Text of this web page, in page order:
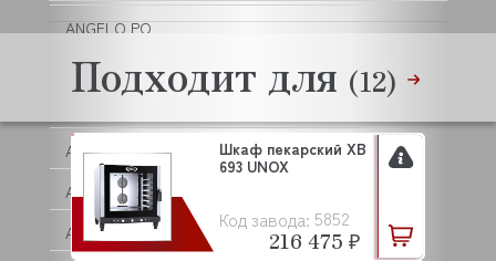
ANGELO PO
ANIMO
ANVIL
APACH
APS
Подходит для (12)
Код завода: 5852
Шкаф пекарский XB
693 UNOX
216 475 ₽